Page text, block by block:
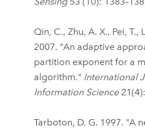
Qin, C., Zhu, A. X., Pei, T.,
2007. "An adaptive
partition exponent for a
algorithm." International
Information Science
Tarboton, D. G. 1997. "A